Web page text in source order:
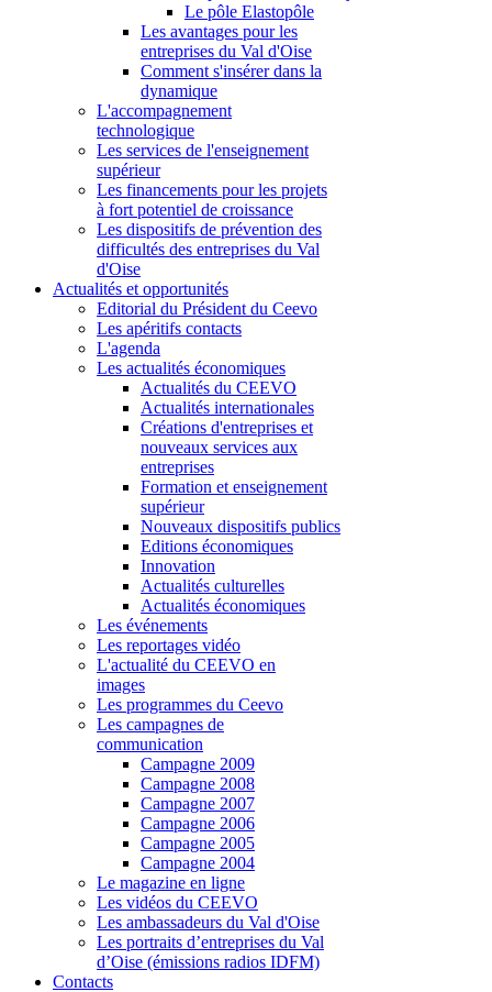
Le pôle Elastopôle
Les avantages pour les
entreprises du Val d'Oise
Comment s'insérer dans la
dynamique
L'accompagnement
technologique
Les services de l'enseignement
supérieur
Les financements pour les projets
à fort potentiel de croissance
Les dispositifs de prévention des
difficultés des entreprises du Val
d'Oise
Actualités et opportunités
Editorial du Président du Ceevo
Les apéritifs contacts
L'agenda
Les actualités économiques
Actualités du CEEVO
Actualités internationales
Créations d'entreprises et
nouveaux services aux
entreprises
Formation et enseignement
supérieur
Nouveaux dispositifs publics
Editions économiques
Innovation
Actualités culturelles
Actualités économiques
Les événements
Les reportages vidéo
L'actualité du CEEVO en
images
Les programmes du Ceevo
Les campagnes de
communication
Campagne 2009
Campagne 2008
Campagne 2007
Campagne 2006
Campagne 2005
Campagne 2004
Le magazine en ligne
Les vidéos du CEEVO
Les ambassadeurs du Val d'Oise
Les portraits d’entreprises du Val
d’Oise (émissions radios IDFM)
Contacts